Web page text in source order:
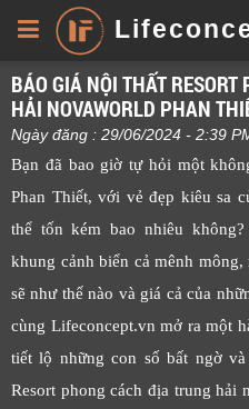
BÁO GIÁ NỘI THẤT
HẢI NOVAWORLD PHAN
Ngày đăng : 29/06/2024 - 2:39
Bạn đã bao giờ tự hỏi một
Phan Thiết, với vẻ đẹp kiêu sa
thể tốn kém bao nhiêu
khung cảnh biển cả mênh
sẽ như thế nào và giá cả của
cùng Lifeconcept.vn mở ra một
tiết lộ những con số bất ngờ
Resort phong cách địa trung